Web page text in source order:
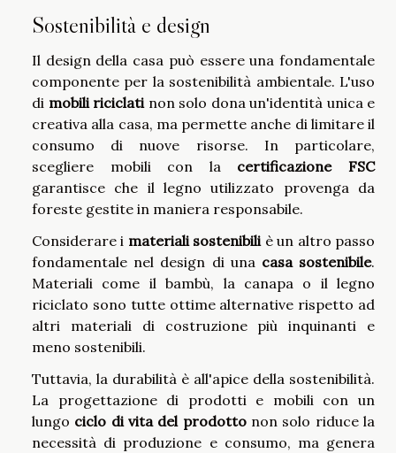
Sostenibilità e design
Il design della casa può essere una fondamentale
componente per la sostenibilità ambientale. L'uso
di mobili riciclatinon solo dona un'identità unica e
creativa alla casa, ma permette anche di limitare il
consumo di nuove risorse. In particolare,
scegliere mobili con la certificazione FSC
garantisce che il legno utilizzato provenga da
foreste gestite in maniera responsabile.
Considerare i materiali sostenibiliè un altro passo
fondamentale nel design di una casa sostenibile.
Materiali come il bambù, la canapa o il legno
riciclato sono tutte ottime alternative rispetto ad
altri materiali di costruzione più inquinanti e
meno sostenibili.
Tuttavia, la durabilità è all'apice della sostenibilità.
La progettazione di prodotti e mobili con un
lungo ciclo di vita del prodottonon solo riduce la
necessità di produzione e consumo, ma genera